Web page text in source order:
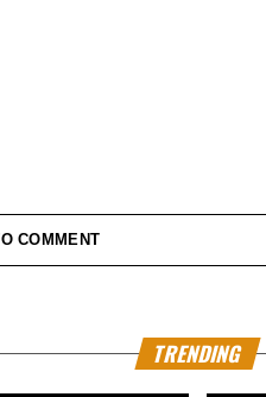
COMMENT
TRENDING